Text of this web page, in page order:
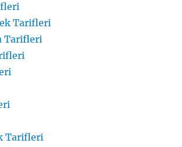
Tarifleri
Tarifleri
Tarifleri